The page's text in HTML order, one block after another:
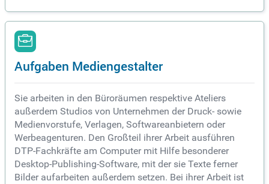
Aufgaben Mediengestalter
Sie arbeiten in den Büroräumen respektive Ateliers
außerdem Studios von Unternehmen der Druck- sowie
Medienvorstufe, Verlagen, Softwareanbietern oder
Werbeagenturen. Den Großteil ihrer Arbeit ausführen
DTP-Fachkräfte am Computer mit Hilfe besonderer
Desktop-Publishing-Software, mit der sie Texte ferner
Bilder aufarbeiten außerdem setzen. Bei ihrer Arbeit ist